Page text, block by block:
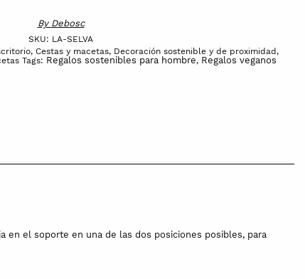
By Debosc
SKU: LA-SELVA
, Cestas y macetas, Decoración sostenible y de proximidad,
Tags: Regalos sostenibles para hombre, Regalos veganos
en el soporte en una de las dos posiciones posibles, para